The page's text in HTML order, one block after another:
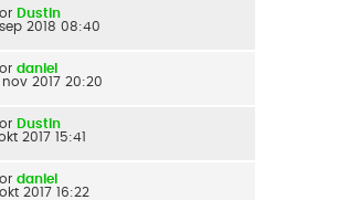
Dustin
2018 08:40
daniel
2017 20:20
Dustin
2017 15:41
daniel
2017 16:22